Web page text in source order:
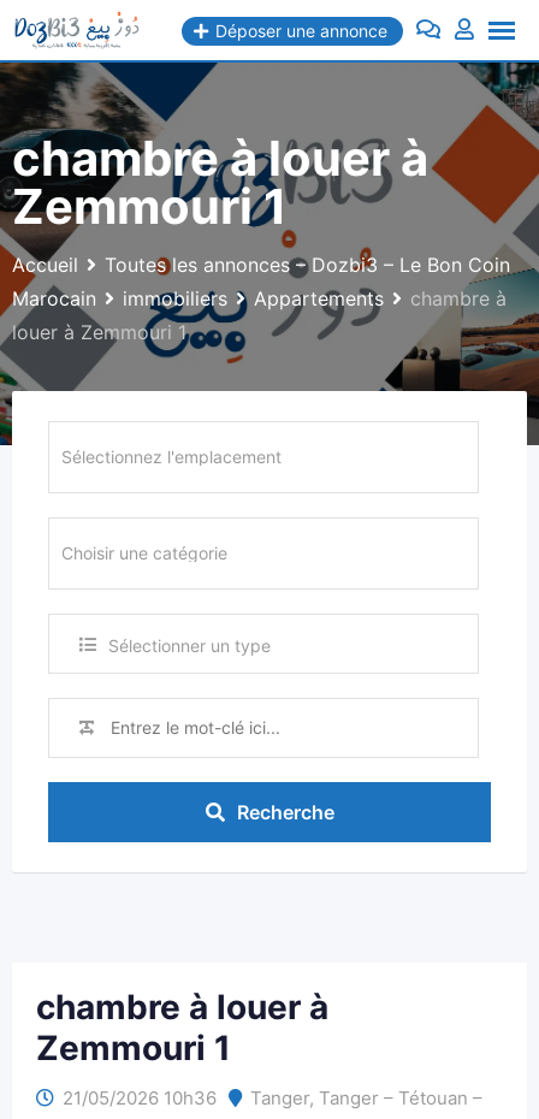
Aller
contenu
Déposer une annonce
chambre à louer à
Zemmouri 1
Accueil
Toutes les annonces – Dozbi3 – Le Bon Coin
Marocain
immobiliers Appartements
chambre à
louer à Zemmouri 1
Sélectionner un type
Recherche
chambre à louer à
Zemmouri 1
21/05/2026 10h36 Tanger, Tanger – Tétouan –